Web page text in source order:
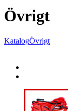
Övrigt
KatalogÖvrigt